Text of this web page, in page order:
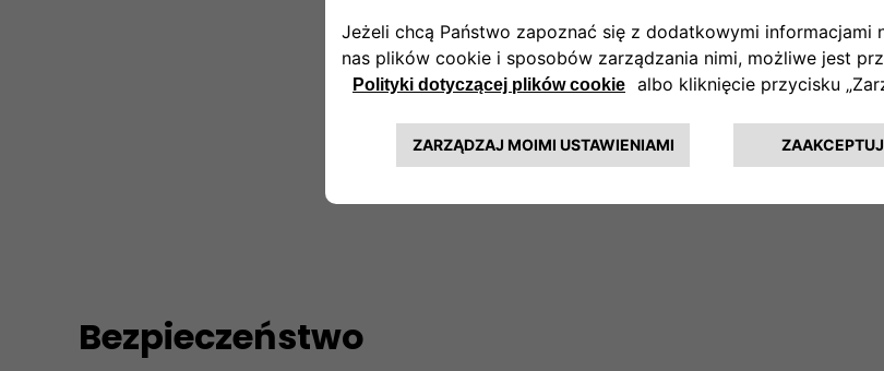
Informacja prawna
Podane wartości zostały obliczone zgodnie z cyklem WLTP.
Zużycie paliwa, emisja, zasięg oraz czasy ładowania mogą się
czynników środowiskowych. Dostępność dopłat zależy od
przepisów krajowych i lokalnych oraz aktualnych programów
Bezpieczeństwo